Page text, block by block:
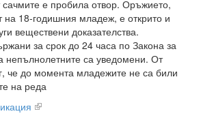
сачмите е пробила отвор. Оръжието,
на 18-годишния младеж, е открито и
веществени доказателства.
за срок до 24 часа по Закона за
непълнолетните са уведомени. От
че до момента младежите не са били
на реда